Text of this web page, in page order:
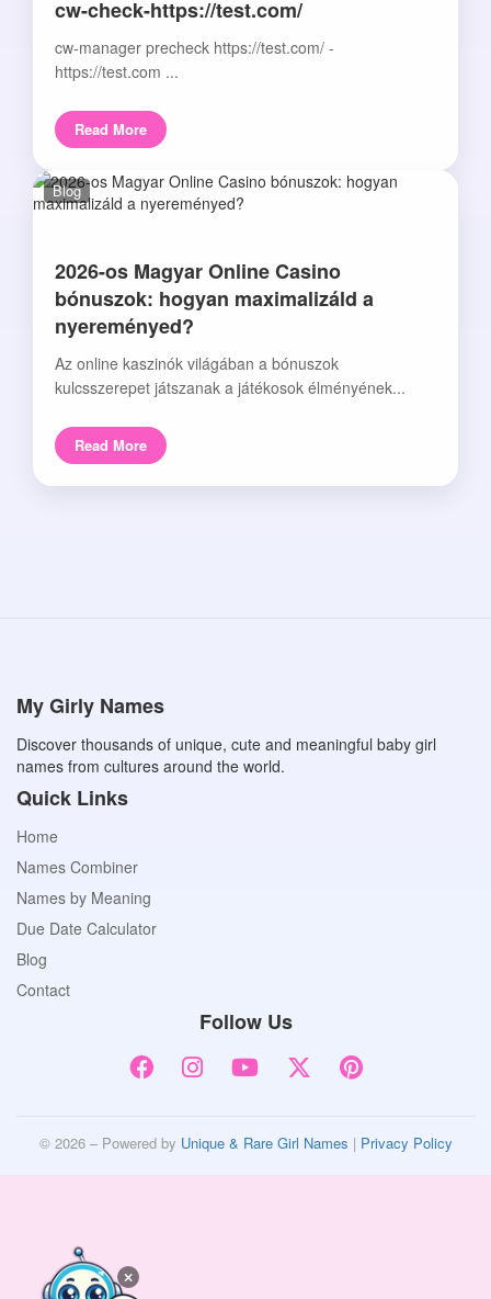
cw-check-https://test.com/
cw-manager precheck https://test.com/ -
https://test.com ...
Read More
Blog
2026-os Magyar Online Casino
bónuszok: hogyan maximalizáld a
nyereményed?
Az online kaszinók világában a bónuszok
kulcsszerepet játszanak a játékosok élményének...
Read More
My Girly Names
Discover thousands of unique, cute and meaningful baby girl
names from cultures around the world.
Quick Links
Home
Names Combiner
Names by Meaning
Due Date Calculator
Blog
Contact
Follow Us
© 2026 – Powered by Unique & Rare Girl Names | Privacy Policy